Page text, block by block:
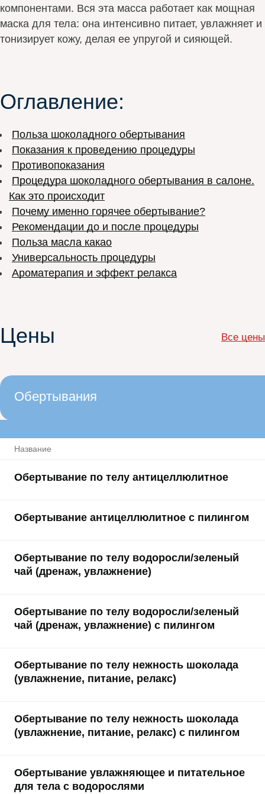
компонентами. Вся эта масса работает как мощная
маска для тела: она интенсивно питает, увлажняет и
тонизирует кожу, делая ее упругой и сияющей.
Оглавление:
Польза шоколадного обертывания
Показания к проведению процедуры
Противопоказания
Процедура шоколадного обертывания в салоне.
Как это происходит
Почему именно горячее обертывание?
Рекомендации до и после процедуры
Польза масла какао
Универсальность процедуры
Ароматерапия и эффект релакса
Цены Все цены
Обертывания
Название
Обертывание по телу антицеллюлитное
Обертывание антицеллюлитное с пилингом
Обертывание по телу водоросли/зеленый
чай (дренаж, увлажнение)
Обертывание по телу водоросли/зеленый
чай (дренаж, увлажнение) с пилингом
Обертывание по телу нежность шоколада
(увлажнение, питание, релакс)
Обертывание по телу нежность шоколада
(увлажнение, питание, релакс) с пилингом
Обертывание увлажняющее и питательное
для тела с водорослями